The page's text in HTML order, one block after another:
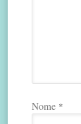
Nome *